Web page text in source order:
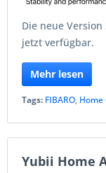
Die neue Version
jetzt verfügbar.
Mehr lesen
Tags: FIBARO, Home
Yubii Home